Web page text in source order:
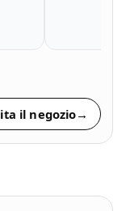
il negozio→